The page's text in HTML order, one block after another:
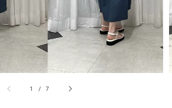
1 /7